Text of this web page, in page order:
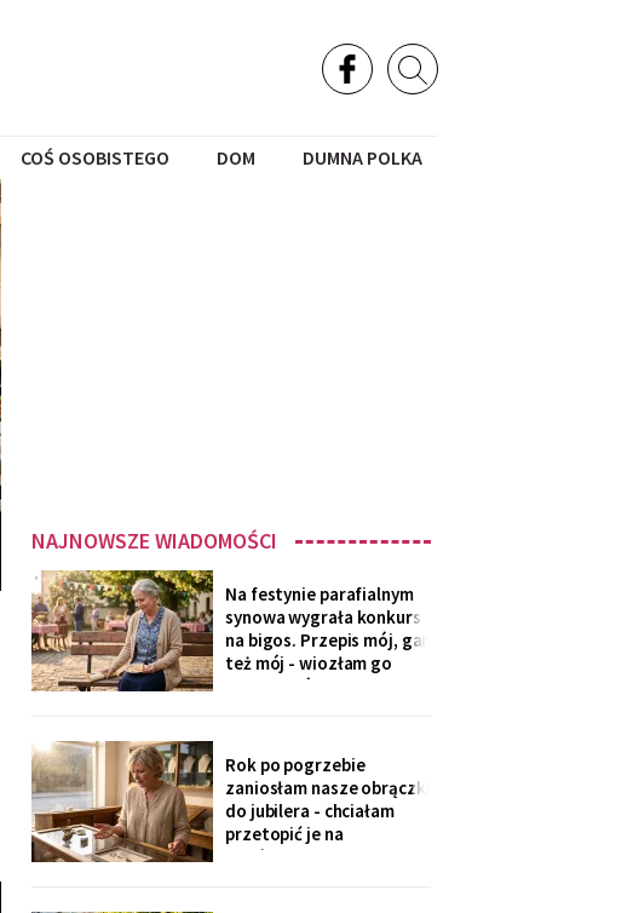
COŚ OSOBISTEGO DOM DUMNA POLKA
NAJNOWSZE WIADOMOŚCI
Na festynie parafialnym
synowa wygrała konkurs
na bigos. Przepis mój, gar
też mój - wiozłam go
rano taksówką, żeby się
mikrofonu: „to stary
przepis z mojej rodziny".
Klaskałam razem ze
wszystkimi.
Rok po pogrzebie
zaniosłam nasze obrączki
do jubilera - chciałam
przetopić je na
pierścionek dla wnuczki.